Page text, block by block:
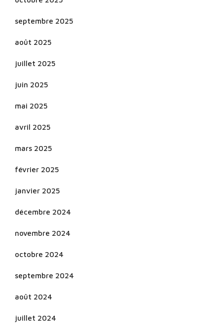
septembre 2025
août 2025
juillet 2025
juin 2025
mai 2025
avril 2025
mars 2025
février 2025
janvier 2025
décembre 2024
novembre 2024
octobre 2024
septembre 2024
août 2024
juillet 2024